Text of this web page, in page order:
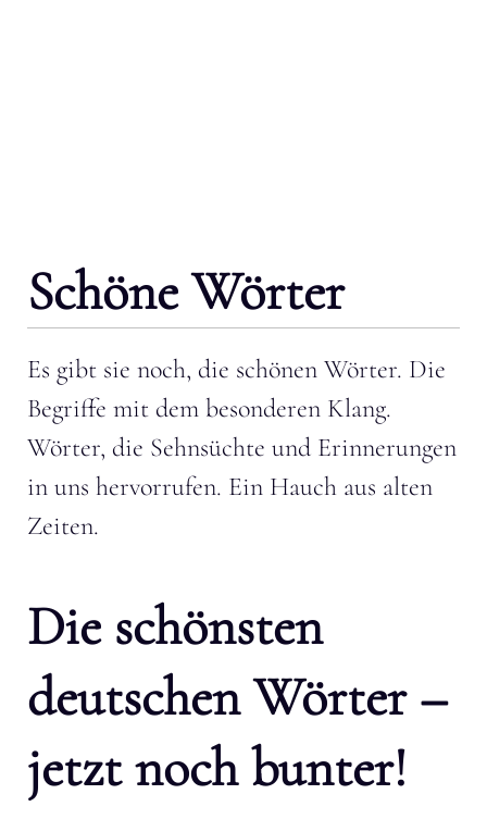
Schöne Wörter
Es gibt sie noch, die schönen Wörter. Die
Begriffe mit dem besonderen Klang.
Wörter, die Sehnsüchte und Erinnerungen
in uns hervorrufen. Ein Hauch aus alten
Zeiten.
Die schönsten
deutschen Wörter –
jetzt noch bunter!